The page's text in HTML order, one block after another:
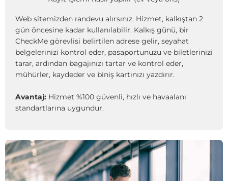
Web sitemizden randevu alırsınız. Hizmet, kalkıştan 2
gün öncesine kadar kullanılabilir. Kalkış günü, bir
CheckMe görevlisi belirtilen adrese gelir, seyahat
belgelerinizi kontrol eder, pasaportunuzu ve biletlerinizi
tarar, ardından bagajınızı tartar ve kontrol eder,
mühürler, kaydeder ve biniş kartınızı yazdırır.
Avantaj: Hizmet %100 güvenli, hızlı ve havaalanı
standartlarına uygundur.